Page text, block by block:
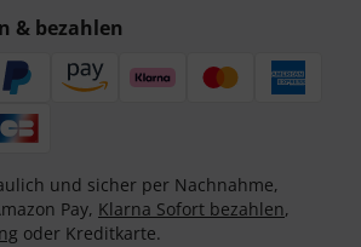
& bezahlen
und sicher per Nachnahme,
Pay, Klarna Sofort bezahlen,
oder Kreditkarte.